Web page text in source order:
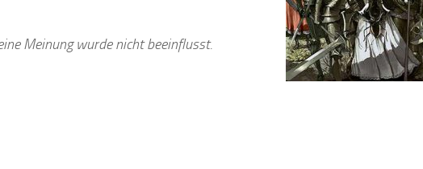
Meinung wurde nicht beeinflusst.